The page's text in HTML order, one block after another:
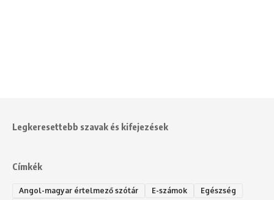
Legkeresettebb szavak és kifejezések
Címkék
Angol-magyar értelmező szótár E-számok
Egészség